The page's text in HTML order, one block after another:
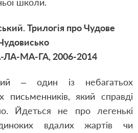
Трилогія про Чудове
МА-ГА, 2006-2014
– один із небагатьох
письменників, який справді
Йдеться не про легенькі
вдалих жартів чи